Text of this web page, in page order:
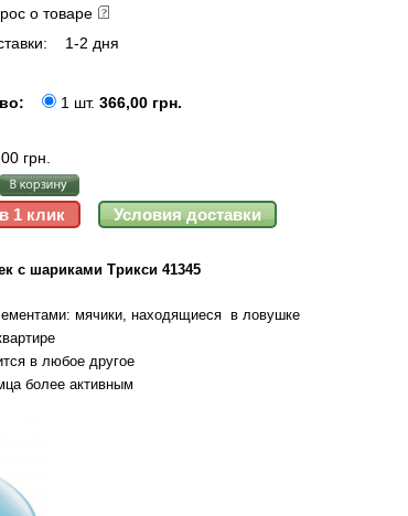
о товаре
1-2 дня
1 шт. 366,00 грн.
грн.
с шариками Трикси 41345
мячики, находящиеся в ловушке
в любое другое
более активным